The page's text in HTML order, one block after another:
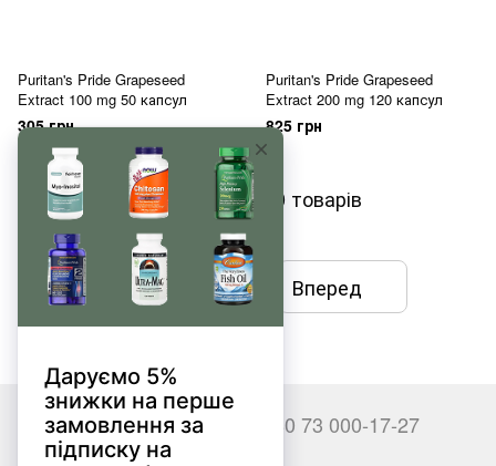
Puritan's Pride Grapeseed
Extract 100 mg 50 капсул
305 грн
Puritan's Pride Grapeseed
Extract 200 mg 120 капсул
825 грн
Показати ще 20 товарів
Назад 36з 46 Вперед
+380 66 000-17-27 +380 73 000-17-27